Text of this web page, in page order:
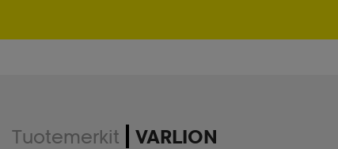
Tuotemerkit VARLION